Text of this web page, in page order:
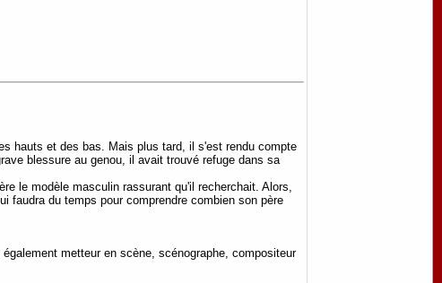
hauts et des bas. Mais plus tard, il s'est rendu compte
blessure au genou, il avait trouvé refuge dans sa
le modèle masculin rassurant qu'il recherchait. Alors,
faudra du temps pour comprendre combien son père
metteur en scène, scénographe, compositeur